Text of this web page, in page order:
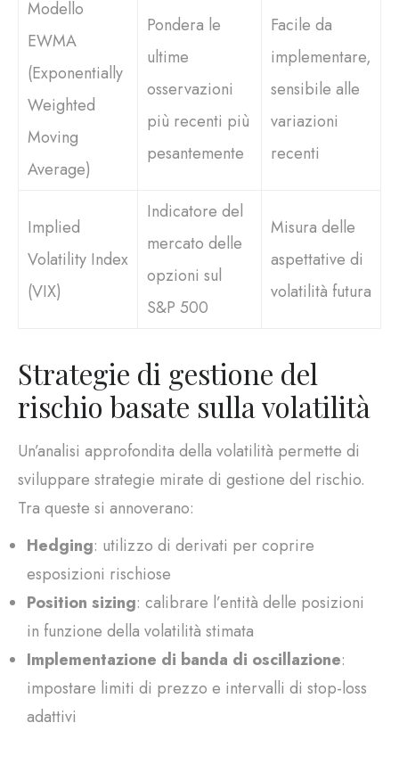
Modello
EWMA
(Exponentially
Weighted
Moving
Average)
Pondera le
ultime
osservazioni
più recenti più
pesantemente
Facile da
implementare,
sensibile alle
variazioni
recenti
Implied
Volatility Index
(VIX)
Indicatore del
mercato delle
opzioni sul
S&P 500
Misura delle
aspettative di
volatilità futura
Strategie di gestione del
rischio basate sulla volatilità
Un’analisi approfondita della volatilità permette di
sviluppare strategie mirate di gestione del rischio.
Tra queste si annoverano:
Hedging: utilizzo di derivati per coprire
esposizioni rischiose
Position sizing: calibrare l’entità delle posizioni
in funzione della volatilità stimata
Implementazione di banda di oscillazione:
impostare limiti di prezzo e intervalli di stop-loss
adattivi